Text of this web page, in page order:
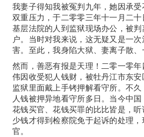
我妻子得知我被冤判九年，她因承
双重压力，于二零零三年十一月二
基层法院的人到监狱现场办公，被
户。当时对我来说，这无疑又是一
害。至此，我身陷大狱、妻离子散
然而，善恶有报是天理！二零一零
伟因收受犯人钱财，被牡丹江市东
监狱里面戴上手铐押解看守所。不
人钱被押异地看守所多日。当今中国
花钱买官、花钱买罪的比比皆是，
少钱才得到检察院免于起诉的处理
官。